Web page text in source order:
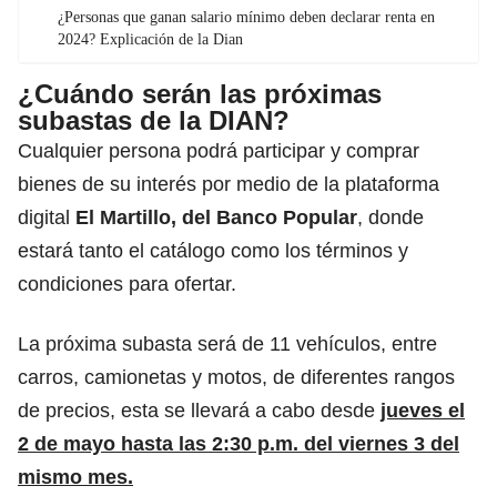
¿Personas que ganan salario mínimo deben declarar renta en
2024? Explicación de la Dian
¿Cuándo serán las próximas
subastas de la DIAN?
Cualquier persona podrá participar y comprar
bienes de su interés por medio de la plataforma
digital El Martillo, del Banco Popular, donde
estará tanto el catálogo como los términos y
condiciones para ofertar.
La próxima subasta será de 11 vehículos, entre
carros, camionetas y motos, de diferentes rangos
de precios, esta se llevará a cabo desde jueves el
2 de mayo hasta las 2:30 p.m. del viernes 3 del
mismo mes.